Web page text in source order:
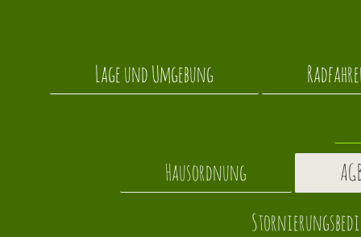
Lage und Umgebung
Hausordnung